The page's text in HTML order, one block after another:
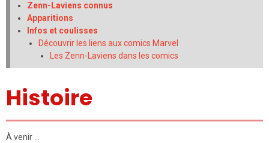
Zenn-Laviens connus
Apparitions
Infos et coulisses
Découvrir les liens aux comics Marvel
Les Zenn-Laviens dans les comics
Histoire
À venir …